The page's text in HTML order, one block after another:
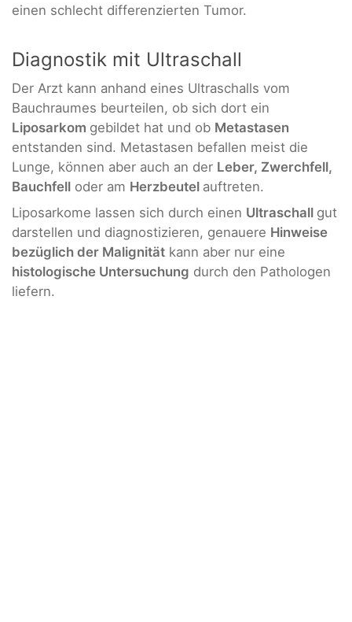
einen schlecht differenzierten Tumor.
Diagnostik mit Ultraschall
Der Arzt kann anhand eines Ultraschalls vom
Bauchraumes beurteilen, ob sich dort ein
Liposarkom gebildet hat und ob Metastasen
entstanden sind. Metastasen befallen meist die
Lunge, können aber auch an der Leber, Zwerchfell,
Bauchfell oder am Herzbeutel auftreten.
Liposarkome lassen sich durch einen Ultraschall gut
darstellen und diagnostizieren, genauere Hinweise
bezüglich der Malignität kann aber nur eine
histologische Untersuchung durch den Pathologen
liefern.